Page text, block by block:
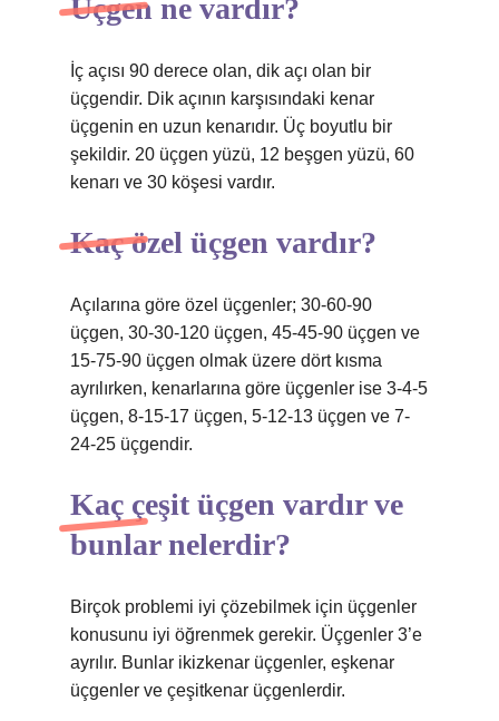
Üçgen ne vardır?
İç açısı 90 derece olan, dik açı olan bir
üçgendir. Dik açının karşısındaki kenar
üçgenin en uzun kenarıdır. Üç boyutlu bir
şekildir. 20 üçgen yüzü, 12 beşgen yüzü, 60
kenarı ve 30 köşesi vardır.
Kaç özel üçgen vardır?
Açılarına göre özel üçgenler; 30-60-90
üçgen, 30-30-120 üçgen, 45-45-90 üçgen ve
15-75-90 üçgen olmak üzere dört kısma
ayrılırken, kenarlarına göre üçgenler ise 3-4-5
üçgen, 8-15-17 üçgen, 5-12-13 üçgen ve 7-
24-25 üçgendir.
Kaç çeşit üçgen vardır ve
bunlar nelerdir?
Birçok problemi iyi çözebilmek için üçgenler
konusunu iyi öğrenmek gerekir. Üçgenler 3’e
ayrılır. Bunlar ikizkenar üçgenler, eşkenar
üçgenler ve çeşitkenar üçgenlerdir.